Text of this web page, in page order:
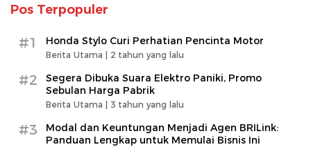
Pos Terpopuler
#1 Honda Stylo Curi Perhatian Pencinta Motor
Berita Utama | 2 tahun yang lalu
#2
Segera Dibuka Suara Elektro Paniki, Promo
Sebulan Harga Pabrik
Berita Utama | 3 tahun yang lalu
#3
Modal dan Keuntungan Menjadi Agen BRILink:
Panduan Lengkap untuk Memulai Bisnis Ini